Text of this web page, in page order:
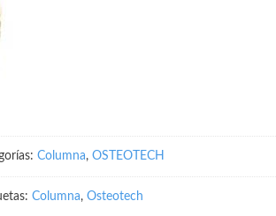
Columna,OSTEOTECH
Columna,Osteotech